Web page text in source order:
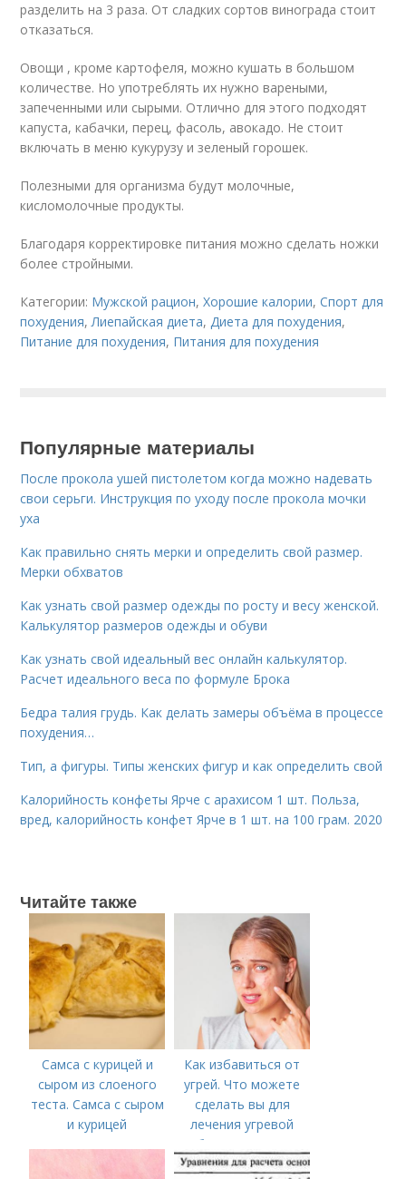
разделить на 3 раза. От сладких сортов винограда стоит
отказаться.
Овощи , кроме картофеля, можно кушать в большом
количестве. Но употреблять их нужно вареными,
запеченными или сырыми. Отлично для этого подходят
капуста, кабачки, перец, фасоль, авокадо. Не стоит
включать в меню кукурузу и зеленый горошек.
Полезными для организма будут молочные,
кисломолочные продукты.
Благодаря корректировке питания можно сделать ножки
более стройными.
Категории: Мужской рацион,Хорошие калории,Спорт для
похудения,Лиепайская диета,Диета для похудения,
Питание для похудения, Питания для похудения
Популярные материалы
После прокола ушей пистолетом когда можно надевать
свои серьги. Инструкция по уходу после прокола мочки
уха
Как правильно снять мерки и определить свой размер.
Мерки обхватов
Как узнать свой размер одежды по росту и весу женской.
Калькулятор размеров одежды и обуви
Как узнать свой идеальный вес онлайн калькулятор.
Расчет идеального веса по формуле Брока
Бедра талия грудь. Как делать замеры объёма в процессе
похудения…
Тип, а фигуры. Типы женских фигур и как определить свой
Калорийность конфеты Ярче с арахисом 1 шт. Польза,
вред, калорийность конфет Ярче в 1 шт. на 100 грам. 2020
Читайте также
Самса с курицей и
сыром из слоеного
теста. Самса с сыром
и курицей
Как избавиться от
угрей. Что можете
сделать вы для
лечения угревой
болезни (акне)